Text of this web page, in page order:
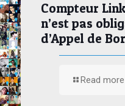
Compteur
n’est pas
d’Appel de
Read more